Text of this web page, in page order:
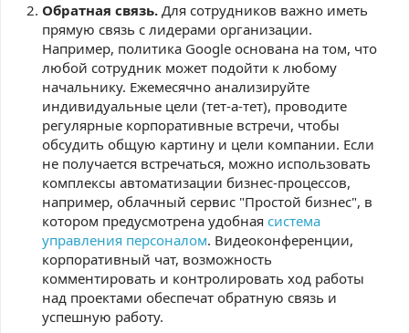
Обратная связь. Для сотрудников важно иметь
прямую связь с лидерами организации.
Например, политика Google основана на том, что
любой сотрудник может подойти к любому
начальнику. Ежемесячно анализируйте
индивидуальные цели (тет-а-тет), проводите
регулярные корпоративные встречи, чтобы
обсудить общую картину и цели компании. Если
не получается встречаться, можно использовать
комплексы автоматизации бизнес-процессов,
например, облачный сервис "Простой бизнес", в
котором предусмотрена удобная система
управления персоналом. Видеоконференции,
корпоративный чат, возможность
комментировать и контролировать ход работы
над проектами обеспечат обратную связь и
успешную работу.